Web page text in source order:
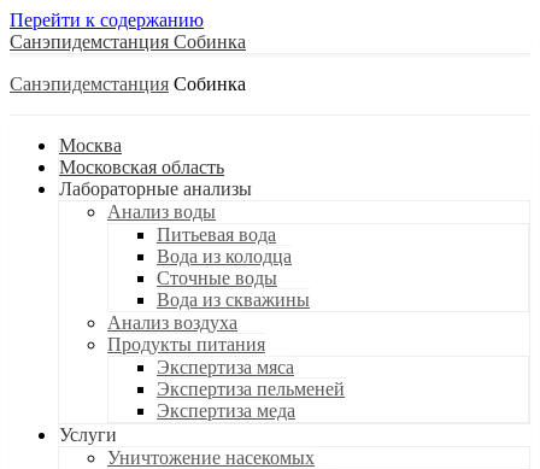
Перейти к содержанию
Санэпидемстанция
Санэпидемстанция
Москва
Московская область
Лабораторные анализы
Анализ воды
Питьевая вода
Вода из колодца
Сточные воды
Вода из скважины
Анализ воздуха
Продукты питания
Экспертиза мяса
Экспертиза пельменей
Экспертиза меда
Услуги
Уничтожение насекомых